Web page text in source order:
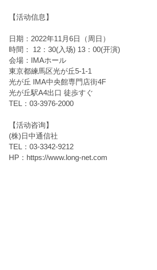
【活动信息】
日期：2022年11月6日（周日）
時間： 12：30(入场) 13：00(开演)
会場：IMAホール
東京都練馬区光が丘5-1-1
光が丘 IMA中央館専門店街4F
光が丘駅A4出口 徒歩すぐ
TEL：03-3976-2000
【活动咨询】
(株)日中通信社
TEL：03-3342-9212
HP：https://www.long-net.com